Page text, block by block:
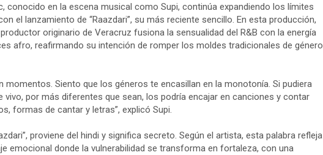
conocido en la escena musical como Supi, continúa expandiendo los límites
el lanzamiento de “Raazdari”, su más reciente sencillo. En esta producción,
originario de Veracruz fusiona la sensualidad del R&B con la energía
afro, reafirmando su intención de romper los moldes tradicionales de género
momentos. Siento que los géneros te encasillan en la monotonía. Si pudiera
vivo, por más diferentes que sean, los podría encajar en canciones y contar
formas de cantar y letras”, explicó Supi.
proviene del hindi y significa secreto. Según el artista, esta palabra refleja
emocional donde la vulnerabilidad se transforma en fortaleza, con una